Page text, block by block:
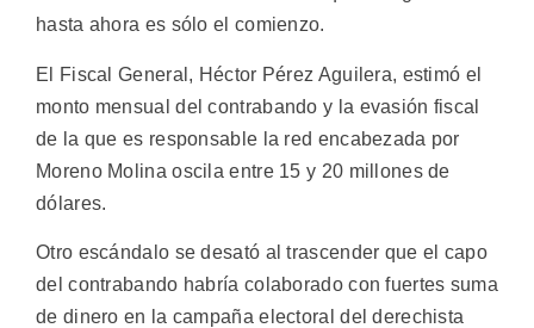
hasta ahora es sólo el comienzo.
El Fiscal General, Héctor Pérez Aguilera, estimó el
monto mensual del contrabando y la evasión fiscal
de la que es responsable la red encabezada por
Moreno Molina oscila entre 15 y 20 millones de
dólares.
Otro escándalo se desató al trascender que el capo
del contrabando habría colaborado con fuertes suma
de dinero en la campaña electoral del derechista